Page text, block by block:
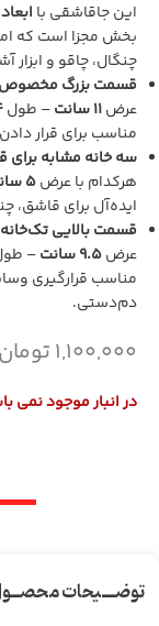
این جاقاشقی با ابعاد کلی 36 در 30
بخش مجزا است که
چنگال، چاقو و ابزار
قسمت بزرگ مخصوص
عرض11 سانت – طول
مناسب برای قرار
سه خانه مشابه
هرکدام با عرض5 سانت
ایده‌آل برای قاشق،
قسمت بالایی
عرض9.5 سانت –
مناسب قرارگیری
دم‌دستی.
1,100,000تومان
در انبار موجود نمی
توضـــیحات